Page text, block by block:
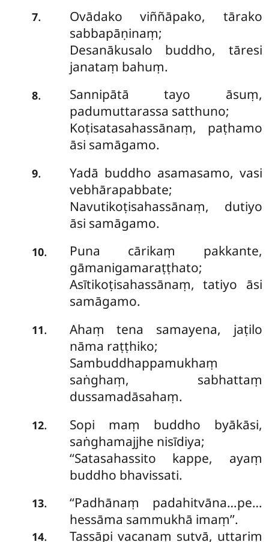
7. Ovādakoviññāpako, tārako
sabbapāṇinaṃ;
Desanākusalo buddho, tāresi
janataṃ bahuṃ.
8.
Sannipātā tayo āsuṃ,
padumuttarassa satthuno;
Koṭisatasahassānaṃ, paṭhamo
āsi samāgamo.
9.
Yadā buddho asamasamo, vasi
vebhārapabbate;
Navutikoṭisahassānaṃ, dutiyo
āsi samāgamo.
10.
Puna cārikaṃ pakkante,
gāmanigamaraṭṭhato;
Asītikoṭisahassānaṃ, tatiyo āsi
samāgamo.
11.
Ahaṃ tena samayena, jaṭilo
nāma raṭṭhiko;
Sambuddhappamukhaṃ
saṅghaṃ, sabhattaṃ
dussamadāsahaṃ.
12.
Sopi maṃ buddho byākāsi,
saṅghamajjhe nisīdiya;
‘‘Satasahassito kappe, ayaṃ
buddho bhavissati.
13. ‘‘Padhānaṃ padahitvāna…pe…
hessāma sammukhā imaṃ’’.
14. Tassāpi vacanaṃ sutvā, uttariṃ